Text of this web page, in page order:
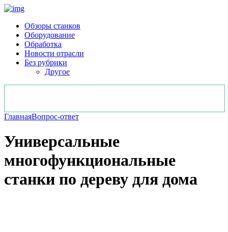
Обзоры станков
Оборудование
Обработка
Новости отрасли
Без рубрики
Другое
ГлавнаяВопрос-ответ
Универсальные
многофункциональные
станки по дереву для дома